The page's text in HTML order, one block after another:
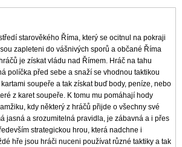
starověkého Říma, který se ocitnul na pokraji
zapleteni do vášnivých sporů a občané Říma
je získat vládu nad Římem. Hráč na tahu
políčka před sebe a snaží se vhodnou taktikou
soupeře a tak získat buď body, peníze, nebo
z karet soupeře. K tomu mu pomáhají hody
kdy některý z hráčů přijde o všechny své
jasná a srozumitelná pravidla, je zábavná a i přes
strategickou hrou, která nadchne i
hře jsou hráči nuceni používat různé taktiky a tak